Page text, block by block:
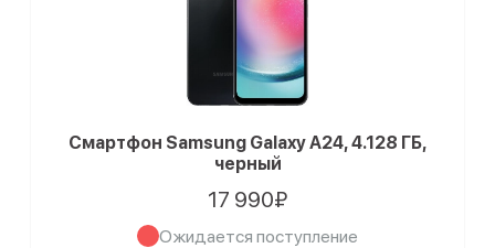
Смартфон Samsung Galaxy A24, 4.128 ГБ,
черный
17 990₽
Ожидается поступление